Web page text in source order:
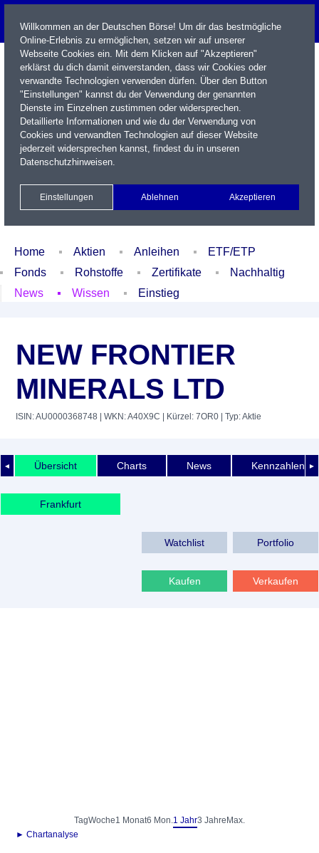
Name / WKN / ISIN / Kürzel
Xetra Realtime
Watchlist Portfolio Login
Home Aktien Anleihen
ETF/ETP
Fonds
Rohstoffe Zertifikate
Nachhaltig
News
Wissen Einstieg
NEW FRONTIER
MINERALS LTD
ISIN: AU0000368748 | WKN: A40X9C | Kürzel: 7OR0 | Typ: Aktie
◄ ►
Übersicht Charts News Kennzahlen
Frankfurt
Watchlist Portfolio
Kaufen Verkaufen
TagWoche1 Monat6 Mon.1 Jahr3 Jahre Max.
► Chartanalyse
Willkommen an der Deutschen Börse! Um dir das bestmögliche
Online-Erlebnis zu ermöglichen, setzen wir auf unserer
Webseite Cookies ein. Mit dem Klicken auf "Akzeptieren"
erklärst du dich damit einverstanden, dass wir Cookies oder
verwandte Technologien verwenden dürfen. Über den Button
"Einstellungen" kannst du der Verwendung der genannten
Dienste im Einzelnen zustimmen oder widersprechen.
Detaillierte Informationen und wie du der Verwendung von
Cookies und verwandten Technologien auf dieser Website
jederzeit widersprechen kannst, findest du in unseren
Datenschutzhinweisen.
Einstellungen Ablehnen Akzeptieren